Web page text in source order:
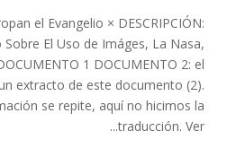
el Evangelio × DESCRIPCIÓN:
Sobre El Uso de Imáges, La Nasa,
1 DOCUMENTO 2: el
extracto de este documento (2).
se repite, aquí no hicimos la
traducción. Ver...